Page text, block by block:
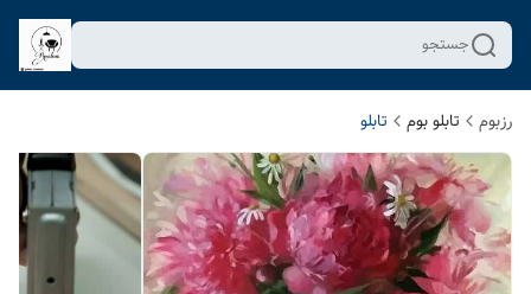
جستجو
رزبوم تابلو بوم تابلو